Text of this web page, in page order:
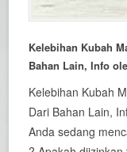
Kelebihan Kubah
Bahan Lain, Info
Kelebihan Kubah
Dari Bahan Lain,
Anda sedang